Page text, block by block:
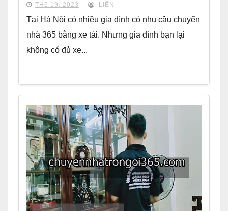
TH6 19, 2023 LIÊN
Tại Hà Nội có nhiều gia đình có nhu cầu chuyển
nhà 365 bằng xe tải. Nhưng gia đình bạn lại
không có đủ xe...